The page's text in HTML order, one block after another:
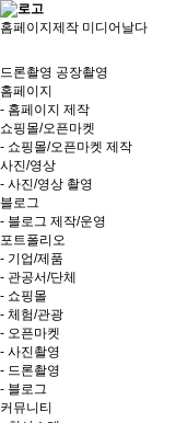
홈페이지제작 미디어날다
드론촬영 공장촬영
홈페이지
- 홈페이지 제작
쇼핑몰/오픈마켓
- 쇼핑몰/오픈마켓 제작
사진/영상
- 사진/영상 촬영
블로그
- 블로그 제작/운영
포트폴리오
- 기업/제품
- 관공서/단체
- 쇼핑몰
- 체험/관광
- 오픈마켓
- 사진촬영
- 드론촬영
- 블로그
커뮤니티